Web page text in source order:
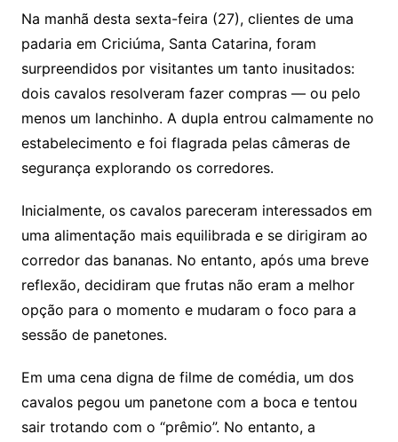
Na manhã desta sexta-feira (27), clientes de uma
padaria em Criciúma, Santa Catarina, foram
surpreendidos por visitantes um tanto inusitados:
dois cavalos resolveram fazer compras — ou pelo
menos um lanchinho. A dupla entrou calmamente no
estabelecimento e foi flagrada pelas câmeras de
segurança explorando os corredores.
Inicialmente, os cavalos pareceram interessados em
uma alimentação mais equilibrada e se dirigiram ao
corredor das bananas. No entanto, após uma breve
reflexão, decidiram que frutas não eram a melhor
opção para o momento e mudaram o foco para a
sessão de panetones.
Em uma cena digna de filme de comédia, um dos
cavalos pegou um panetone com a boca e tentou
sair trotando com o “prêmio”. No entanto, a